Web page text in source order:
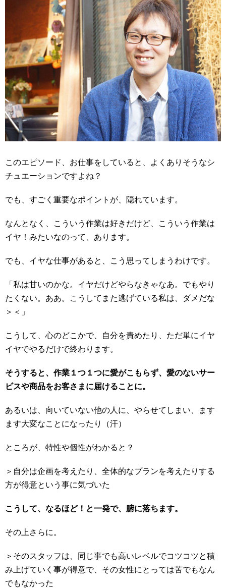
このエピソード、お仕事をしていると、よくありそうなシ
チュエーションですよね？
でも、すごく重要なポイントが、隠れています。
なんとなく、こういう作業は好きだけど、こういう作業は
イヤ！みたいなのって、あります。
でも、イヤな仕事があると、こう思ってしまうわけです。
「私は甘いのかな。イヤだけどやらなきゃなあ。でもやり
たくない。ああ。こうしてまた逃げている私は、ダメだな
＞＜」
こうして、心のどこかで、自分を責めたり、ただ単にイヤ
イヤでやるだけで終わります。
そうすると、作業１つ１つに愛がこもらず、愛のないサー
ビスや商品をお客さまに届けることに。
あるいは、向いていない他の人に、やらせてしまい、ます
ます大変なことになったり（汗）
ところが、特性や個性がわかると？
＞自分は企画を考えたり、全体的なプランを考えたりする
方が得意という事に気づいた
こうして、なるほど！と一発で、腑に落ちます。
その上さらに。
＞そのスタッフは、同じ事でも高いレベルでコツコツと積
み上げていく事が得意で、その女性にとっては苦でもなん
でもなかった